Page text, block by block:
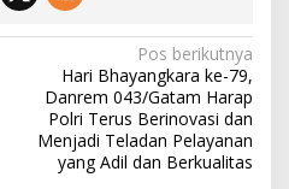
Pos berikutnya
Hari Bhayangkara ke-79,
Danrem 043/Gatam Harap
Polri Terus Berinovasi dan
Menjadi Teladan Pelayanan
yang Adil dan Berkualitas